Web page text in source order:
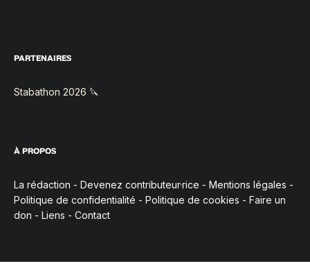
PARTENAIRES
Stabathon 2026 🔪
À PROPOS
La rédaction - Devenez contributeur·rice - Mentions légales -
Politique de confidentialité - Politique de cookies - Faire un
don - Liens - Contact